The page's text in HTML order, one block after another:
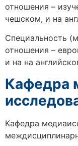
отношения –
чешском, и на
Специальность
отношения –
и на на
Кафедра
Кафедра